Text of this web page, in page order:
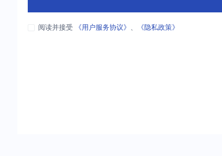
阅读并接受 《用户服务协议》 、 《隐私政策》